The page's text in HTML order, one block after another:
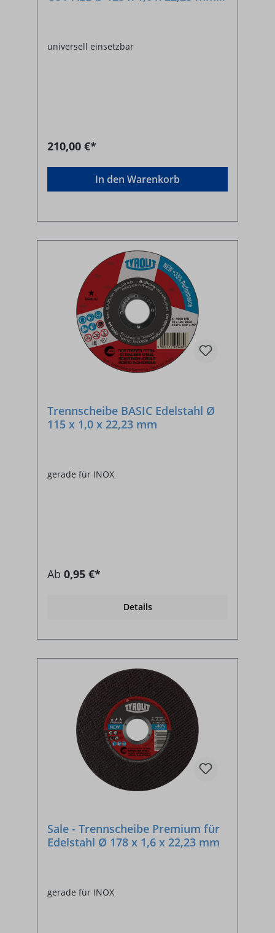
universell einsetzbar
210,00 €*
In den Warenkorb
Trennscheibe BASIC Edelstahl Ø
115 x 1,0 x 22,23 mm
gerade für INOX
Ab 0,95 €*
Details
Sale - Trennscheibe Premium für
Edelstahl Ø 178 x 1,6 x 22,23 mm
gerade für INOX